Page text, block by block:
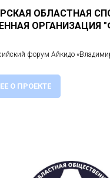
ОБЛАСТНАЯ
ОРГАНИЗАЦИЯ
форум Айкидо
О ПРОЕКТЕ